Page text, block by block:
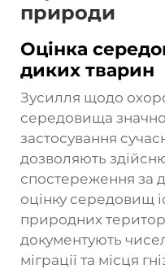
природи
Оцінка
диких тварин
Зусилля щодо
середовища
застосування
дозволяють
спостереження за
оцінку середовищ
природних
документують
міграції та місця